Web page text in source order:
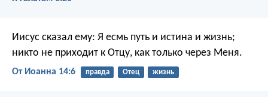
Иисус сказал ему: Я есмь путь и истина и жизнь;
никто не приходит к Отцу, как только через Меня.
От Иоанна 14:6 правда Отец жизнь